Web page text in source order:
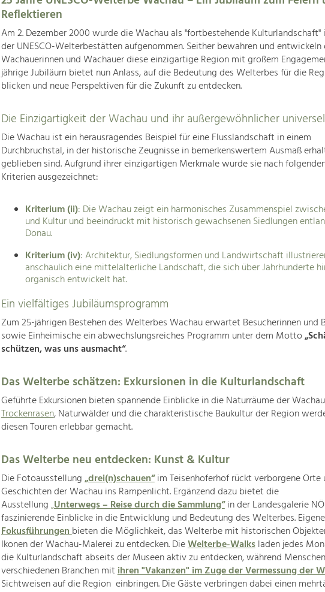
Reflektieren
Am 2. Dezember 2000 wurde die Wachau als "fortbestehende
der UNESCO-Welterbestätten aufgenommen. Seither bewahren und entwickeln
Wachauerinnen und Wachauer diese einzigartige Region mit großem
jährige Jubiläum bietet nun Anlass, auf die Bedeutung des Welterbes für die
blicken und neue Perspektiven für die Zukunft zu entdecken.
Die Einzigartigkeit der Wachau und ihr außergewöhnlicher
Die Wachau ist ein herausragendes Beispiel für eine Flusslandschaft in einem
Durchbruchstal, in der historische Zeugnisse in bemerkenswertem Ausmaß
geblieben sind. Aufgrund ihrer einzigartigen Merkmale wurde sie nach
Kriterien ausgezeichnet:
Kriterium (ii): Die Wachau zeigt ein harmonisches Zusammenspiel
und Kultur und beeindruckt mit historisch gewachsenen Siedlungen
Donau.
Kriterium (iv): Architektur, Siedlungsformen und Landwirtschaft
anschaulich eine mittelalterliche Landschaft, die sich über Jahrhunderte
organisch entwickelt hat.
Ein vielfältiges Jubiläumsprogramm
Zum 25-jährigen Bestehen des Welterbes Wachau erwartet Besucherinnen und
sowie Einheimische ein abwechslungsreiches Programm unter dem Motto
schützen, was uns ausmacht“.
Das Welterbe schätzen: Exkursionen in die Kulturlandschaft
Geführte Exkursionen bieten spannende Einblicke in die Naturräume der
Trockenrasen, Naturwälder und die charakteristische Baukultur der Region
diesen Touren erlebbar gemacht.
Das Welterbe neu entdecken: Kunst & Kultur
Die Fotoausstellung„drei(n)schauen“im Teisenhoferhof rückt verborgene Orte
Geschichten der Wachau ins Rampenlicht. Ergänzend dazu bietet die
Ausstellung„Unterwegs – Reise durch die Sammlung“in der Landesgalerie NÖ
faszinierende Einblicke in die Entwicklung und Bedeutung des Welterbes. Eigene
Fokusführungenbieten die Möglichkeit, das Welterbe mit historischen
Ikonen der Wachau-Malerei zu entdecken. DieWelterbe-Walksladen jedes
die Kulturlandschaft abseits der Museen aktiv zu entdecken, während
verschiedenen Branchen mitihren "Vakanzen" im Zuge der Vermessung der
Sichtweisen auf die Region einbringen. Die Gäste verbringen dabei einen